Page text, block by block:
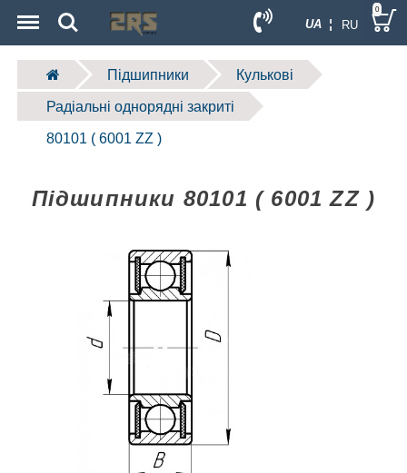
UA ¦ RU
Search 0
Підшипники Кулькові
Радіальні однорядні закриті
80101 ( 6001 ZZ )
Підшипники 80101 ( 6001 ZZ )